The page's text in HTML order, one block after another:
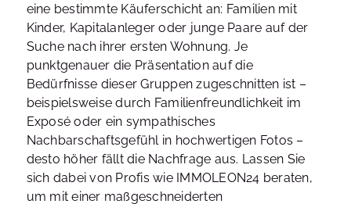
eine bestimmte Käuferschicht an: Familien mit
Kinder, Kapitalanleger oder junge Paare auf der
Suche nach ihrer ersten Wohnung. Je
punktgenauer die Präsentation auf die
Bedürfnisse dieser Gruppen zugeschnitten ist –
beispielsweise durch Familienfreundlichkeit im
Exposé oder ein sympathisches
Nachbarschaftsgefühl in hochwertigen Fotos –
desto höher fällt die Nachfrage aus. Lassen Sie
sich dabei von Profis wie IMMOLEON24 beraten,
um mit einer maßgeschneiderten